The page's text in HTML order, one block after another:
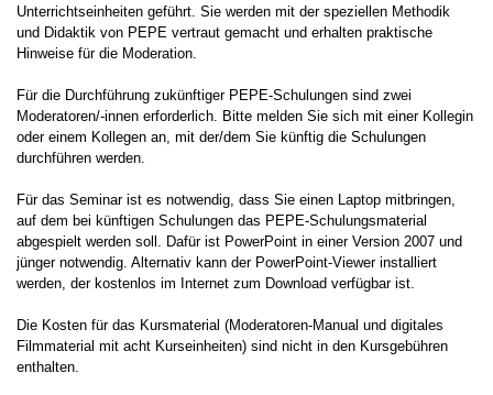
Unterrichtseinheiten geführt. Sie werden mit der speziellen Methodik
und Didaktik von PEPE vertraut gemacht und erhalten praktische
Hinweise für die Moderation.
Für die Durchführung zukünftiger PEPE-Schulungen sind zwei
Moderatoren/-innen erforderlich. Bitte melden Sie sich mit einer Kollegin
oder einem Kollegen an, mit der/dem Sie künftig die Schulungen
durchführen werden.
Für das Seminar ist es notwendig, dass Sie einen Laptop mitbringen,
auf dem bei künftigen Schulungen das PEPE-Schulungsmaterial
abgespielt werden soll. Dafür ist PowerPoint in einer Version 2007 und
jünger notwendig. Alternativ kann der PowerPoint-Viewer installiert
werden, der kostenlos im Internet zum Download verfügbar ist.
Die Kosten für das Kursmaterial (Moderatoren-Manual und digitales
Filmmaterial mit acht Kurseinheiten) sind nicht in den Kursgebühren
enthalten.